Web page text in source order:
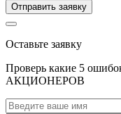
Отправить заявку
Оставьте заявку
Проверь какие 5
АКЦИОНЕРОВ